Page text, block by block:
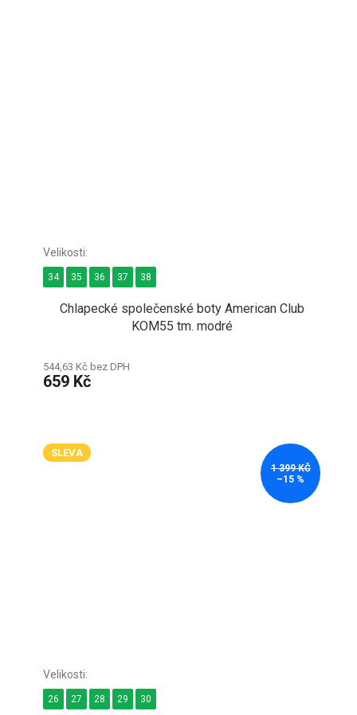
Chlapecké společenské boty American Club
KOM55 tm. modré
544,63 Kč bez DPH
659 Kč
34 35 36 37 38
SLEVA
1 399 KČ
–15 %
26 27 28 29 30